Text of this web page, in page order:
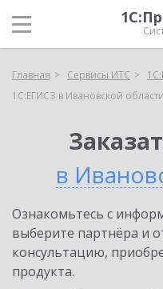
Главная Сервисы ИТС
1С:ЕГИСЗ в Ивановской области
в
Ознакомьтесь с
выберите партнёра и
консультацию,
продукта.